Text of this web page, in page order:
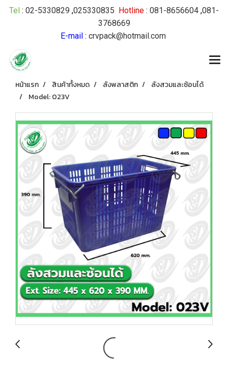
Tel : 02-5330829 ,025330835 Hotline : 081-8656604 ,081-
3768669
E-mail: crvpack@hotmail.com
หน้าแรก สินค้าทั้งหมด ลังพลาสติก
ลังสวมและซ้อนได้
Model: 023V